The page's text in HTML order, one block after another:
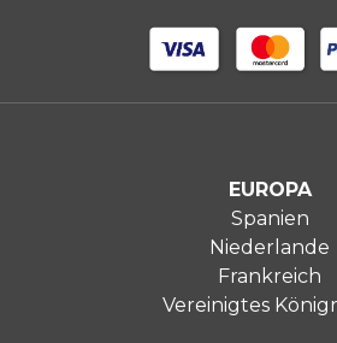
EUROPA
Spanien
Niederlande
Frankreich
Vereinigtes